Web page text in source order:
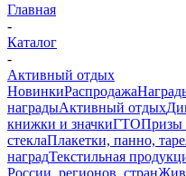
Главная
-
Каталог
-
Активный отдых
НовинкиРаспродажа
наградыАктивный отдых
книжки и значкиГТОПризы
стеклаПлакетки, панно,
наградТекстильная
России, регионов, стран